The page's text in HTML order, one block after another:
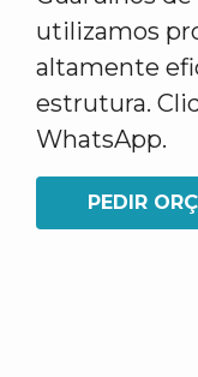
utilizamos
altamente
estrutura.
WhatsApp.
PEDIR